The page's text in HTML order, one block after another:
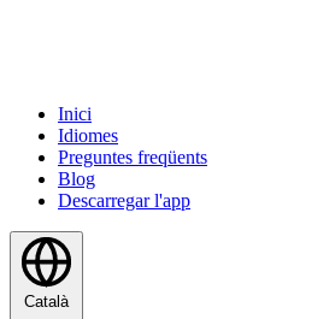
Inici
Idiomes
Preguntes freqüents
Blog
Descarregar l'app
Català